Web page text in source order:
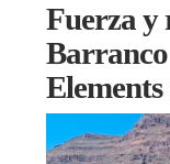
Fuerza y
Elements